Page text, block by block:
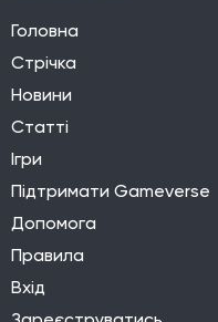
Головна
Стрічка
Новини
Статті
Ігри
Підтримати Gameverse
Допомога
Правила
Вхід